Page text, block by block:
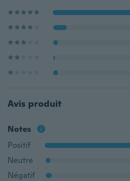
Avis produit
Notes
Positif
Neutre
Négatif